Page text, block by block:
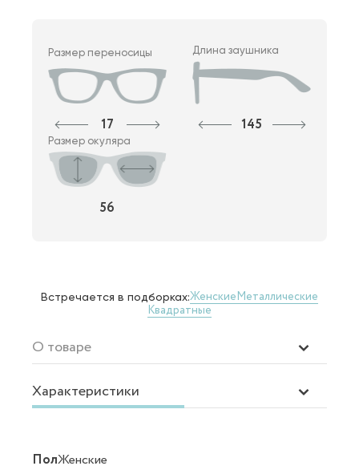
Размер переносицы
17
Длина заушника
145
Размер окуляра
56
Встречается в подборках:ЖенскиеМеталлические
Квадратные
О товаре
Характеристики
ПолЖенские